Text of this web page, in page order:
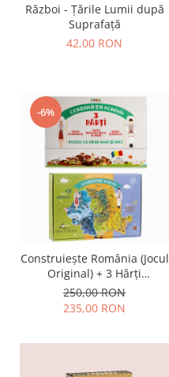
Război - Țările Lumii după
Suprafață
42,00 RON
-6%
Construiește România (Jocul
Original) + 3 Hărți
Suplimentare
250,00 RON
235,00 RON